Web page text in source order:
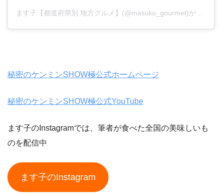
秘密のケンミンSHOW極公式ホームページ
秘密のケンミンSHOW極公式YouTube
ます子のInstagramでは、筆者が食べた全国の美味しいも
のを配信中
ます子のInstagram